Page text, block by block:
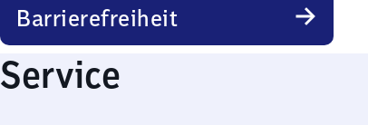
Barrierefreiheit
Service